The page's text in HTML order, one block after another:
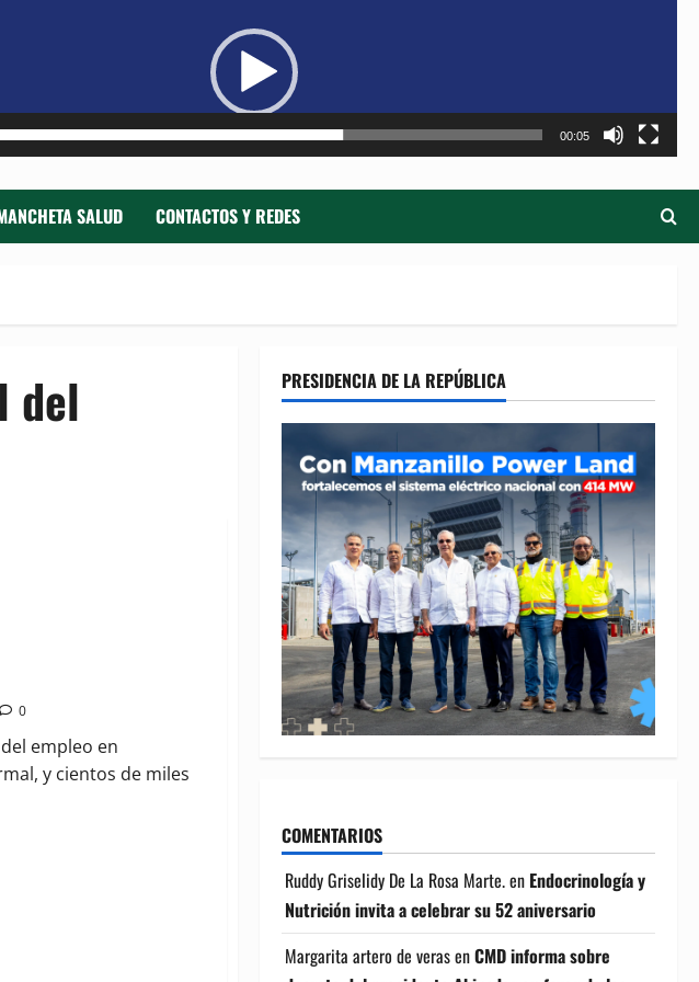
00:05
SALUD CONTACTOS Y REDES
del
0
empleo en
y cientos de miles
PRESIDENCIA DE LA REPÚBLICA
COMENTARIOS
Ruddy Griselidy De La Rosa Marte.en Endocrinología y
Nutrición invita a celebrar su 52 aniversario
Margarita artero de verasenCMD informa sobre